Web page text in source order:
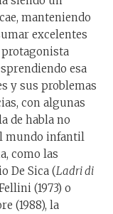
manteniendo
excelentes
esa
y sus problemas
con algunas
de habla no
mundo infantil
como las
De Sica (Ladri di
(1973) o
(1988), la